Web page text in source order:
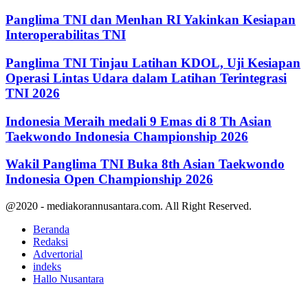
Panglima TNI dan Menhan RI Yakinkan Kesiapan
Interoperabilitas TNI
Panglima TNI Tinjau Latihan KDOL, Uji Kesiapan
Operasi Lintas Udara dalam Latihan Terintegrasi
TNI 2026
Indonesia Meraih medali 9 Emas di 8 Th Asian
Taekwondo Indonesia Championship 2026
Wakil Panglima TNI Buka 8th Asian Taekwondo
Indonesia Open Championship 2026
@2020 - mediakorannusantara.com. All Right Reserved.
Beranda
Redaksi
Advertorial
indeks
Hallo Nusantara